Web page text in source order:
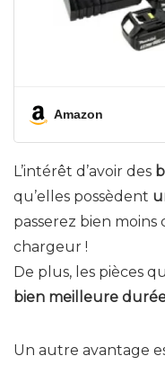
Amazon
L’intérêt d’avoir des
qu’elles possèdent
passerez bien
chargeur !
De plus, les pièces
bien meilleure
Un autre avantage